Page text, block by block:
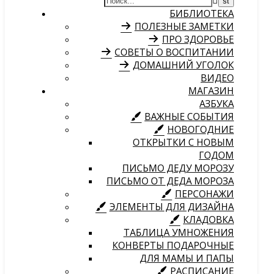
БИБЛИОТЕКА
ПОЛЕЗНЫЕ ЗАМЕТКИ
ПРО ЗДОРОВЬЕ
СОВЕТЫ О ВОСПИТАНИИ
ДОМАШНИЙ УГОЛОК
ВИДЕО
МАГАЗИН
АЗБУКА
ВАЖНЫЕ СОБЫТИЯ
НОВОГОДНИЕ
ОТКРЫТКИ С НОВЫМ
ГОДОМ
ПИСЬМО ДЕДУ МОРОЗУ
ПИСЬМО ОТ ДЕДА МОРОЗА
ПЕРСОНАЖИ
ЭЛЕМЕНТЫ ДЛЯ ДИЗАЙНА
КЛАДОВКА
ТАБЛИЦА УМНОЖЕНИЯ
КОНВЕРТЫ ПОДАРОЧНЫЕ
ДЛЯ МАМЫ И ПАПЫ
РАСПИСАНИЕ